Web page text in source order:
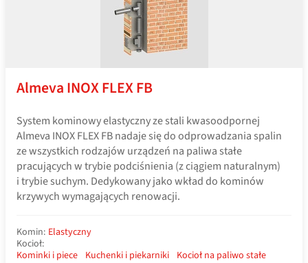
Almeva INOX FLEX FB
System kominowy elastyczny ze stali kwasoodpornej
Almeva INOX FLEX FB nadaje się do odprowadzania spalin
ze wszystkich rodzajów urządzeń na paliwa stałe
pracujących w trybie podciśnienia (z ciągiem naturalnym)
i trybie suchym. Dedykowany jako wkład do kominów
krzywych wymagających renowacji.
Komin: Elastyczny
Kocioł:
Kominki i piece Kuchenki i piekarniki Kocioł na paliwo stałe